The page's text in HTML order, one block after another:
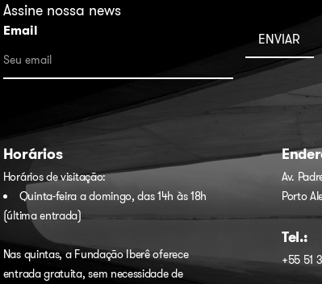
Assine nossa news
Email
Horários
Horários de visitação:
Quinta-feira a domingo, das 14h às 18h
(última entrada)
Nas quintas, a Fundação Iberê oferece
entrada gratuita, sem necessidade de
Av.
Porto
Tel.:
+55 51